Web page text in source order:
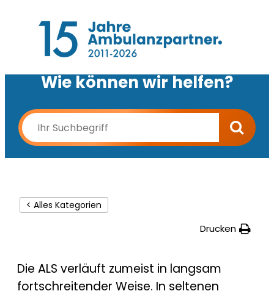
Wie können wir helfen?
< Alles Kategorien
Drucken
Die ALS verläuft zumeist in langsam
fortschreitender Weise. In seltenen